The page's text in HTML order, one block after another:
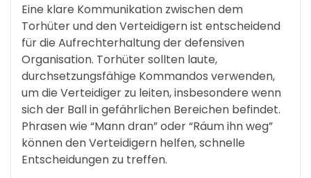
Eine klare Kommunikation zwischen dem
Torhüter und den Verteidigern ist entscheidend
für die Aufrechterhaltung der defensiven
Organisation. Torhüter sollten laute,
durchsetzungsfähige Kommandos verwenden,
um die Verteidiger zu leiten, insbesondere wenn
sich der Ball in gefährlichen Bereichen befindet.
Phrasen wie “Mann dran” oder “Räum ihn weg”
können den Verteidigern helfen, schnelle
Entscheidungen zu treffen.